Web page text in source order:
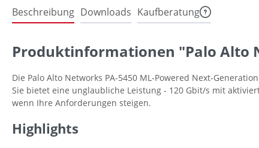
Beschreibung Downloads Kaufberatung
Produktinformationen "Palo Alto
Die Palo Alto Networks PA-5450 ML-Powered Next-
Sie bietet eine unglaubliche Leistung - 120 Gbit/s mit
wenn Ihre Anforderungen steigen.
Highlights